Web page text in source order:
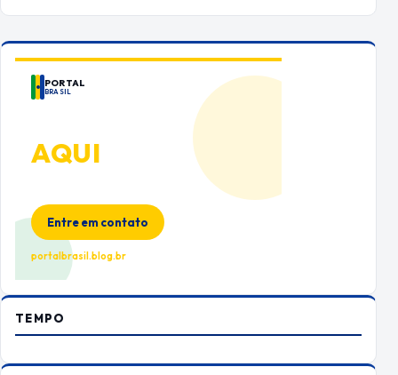
PORTAL
BRASIL
AQUI
Entre em contato
portalbrasil.blog.br
TEMPO